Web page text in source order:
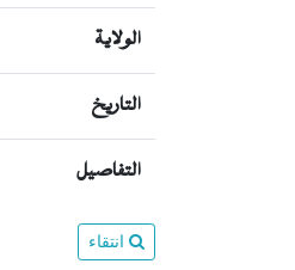
الولاية
التاريخ
التفاصيل
انتقاء